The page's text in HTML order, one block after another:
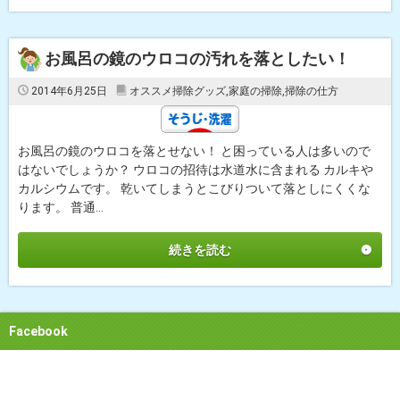
お風呂の鏡のウロコの汚れを落としたい！
2014年6月25日 オススメ掃除グッズ,家庭の掃除,掃除の仕方
お風呂の鏡のウロコを落とせない！ と困っている人は多いので
はないでしょうか？ ウロコの招待は水道水に含まれる カルキや
カルシウムです。 乾いてしまうとこびりついて落としにくくな
ります。 普通...
続きを読む
Facebook